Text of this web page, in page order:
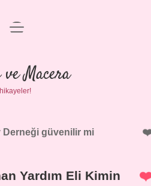
Anasayfa
Politikası
Uyarı
menüyü
Macera
Derneği güvenilir mi
Yardım Eli Kimin